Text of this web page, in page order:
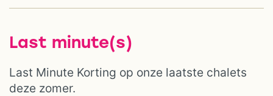
Last minute(s)
Last Minute Korting op onze laatste chalets
deze zomer.